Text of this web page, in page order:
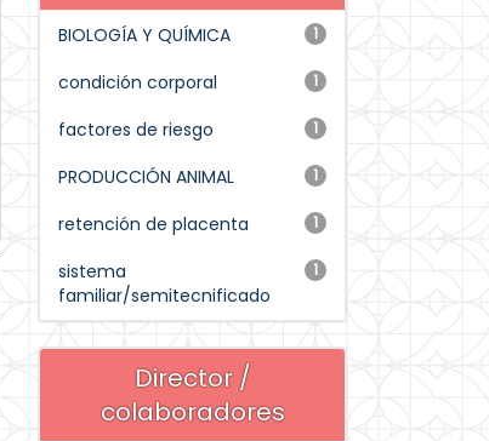
1
BIOLOGÍA Y QUÍMICA
1
condición corporal
1
factores de riesgo
1
PRODUCCIÓN ANIMAL
1
retención de placenta
1
sistema
familiar/semitecnificado
Director /
colaboradores